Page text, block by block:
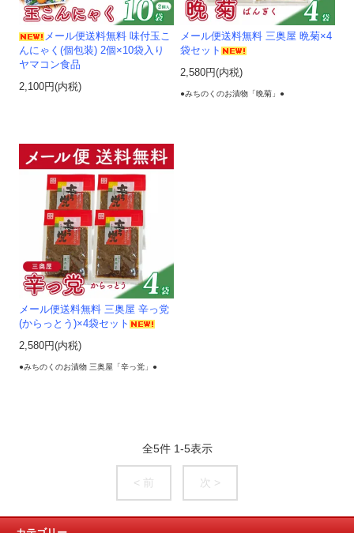
メール便送料無料 味付玉こ
んにゃく(個包装) 2個×10袋入り
ヤマコン食品
2,100円(内税)
メール便送料無料 三奥屋 晩菊×4
袋セット
2,580円(内税)
●みちのくのお漬物「晩菊」●
メール便送料無料 三奥屋 辛っ党
(からっとう)×4袋セット
2,580円(内税)
●みちのくのお漬物 三奥屋「辛っ党」●
全5件 1-5表示
< 前 次 >